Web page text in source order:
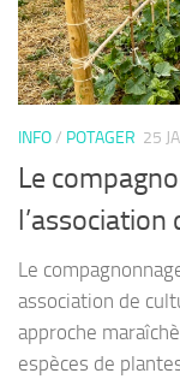
INFO/ POTAGER 25
Le
l’association
Le
association de
approche
espèces de